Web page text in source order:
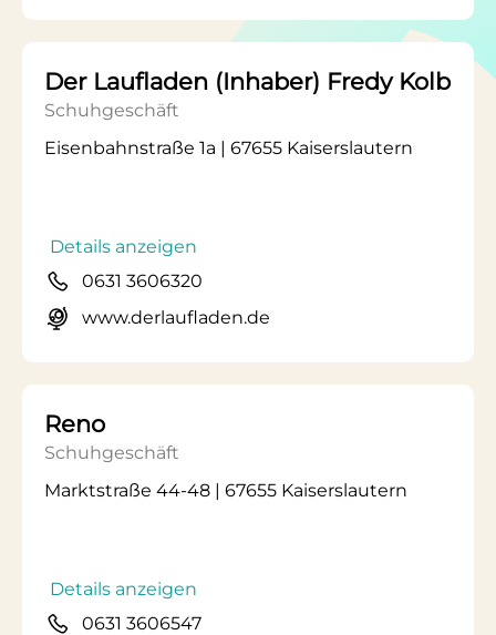
Der Laufladen (Inhaber) Fredy Kolb
Schuhgeschäft
Eisenbahnstraße 1a | 67655 Kaiserslautern
Details anzeigen
0631 3606320
www.derlaufladen.de
Reno
Schuhgeschäft
Marktstraße 44-48 | 67655 Kaiserslautern
Details anzeigen
0631 3606547